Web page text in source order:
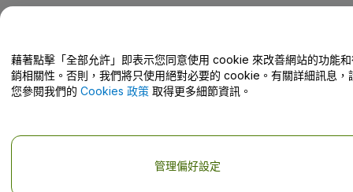
幫助中心 / 聯絡我們
公司詳情
藉著點擊「全部允許」即表示您同意使用 cookie 來改善網站的功能
銷相關性。否則，我們將只使用絕對必要的 cookie。有關詳細訊息，
您參閱我們的 Cookies 政策 取得更多細節資訊。
管理偏好設定